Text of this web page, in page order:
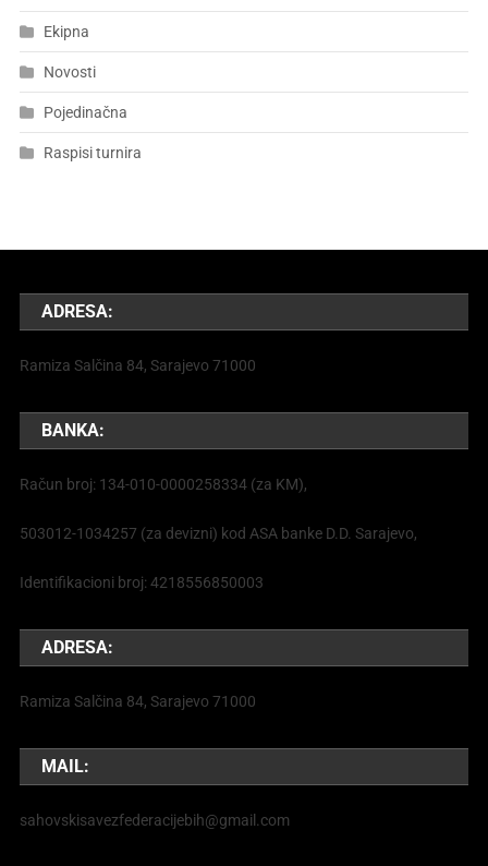
Ekipna
Novosti
Pojedinačna
Raspisi turnira
ADRESA:
Ramiza Salčina 84, Sarajevo 71000
BANKA:
Račun broj: 134-010-0000258334 (za KM),
503012-1034257 (za devizni) kod ASA banke D.D. Sarajevo,
Identifikacioni broj: 4218556850003
ADRESA:
Ramiza Salčina 84, Sarajevo 71000
MAIL:
sahovskisavezfederacijebih@gmail.com